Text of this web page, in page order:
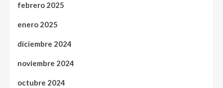
febrero 2025
enero 2025
diciembre 2024
noviembre 2024
octubre 2024